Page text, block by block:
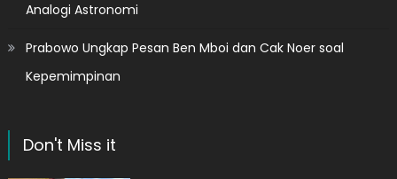
Analogi Astronomi
Prabowo Ungkap Pesan Ben Mboi dan Cak Noer soal
Kepemimpinan
Don't Miss it